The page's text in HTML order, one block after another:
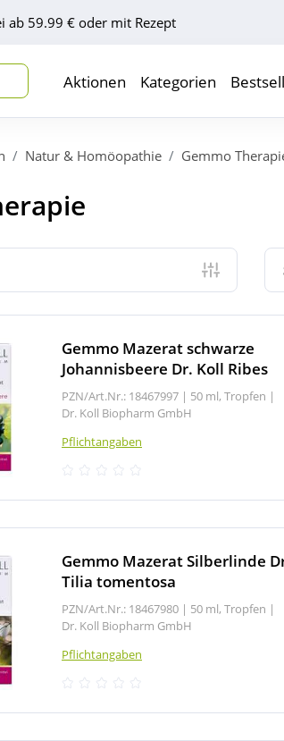
ab 59.99 € oder mit Rezept
Aktionen Kategorien
Natur & Homöopathie Gemmo
Gemmo Mazerat schwarze
Johannisbeere Dr. Koll Ribes
PZN/Art.Nr.: 18467997 | 50 ml, Tropfen |
Dr. Koll Biopharm GmbH
Pflichtangaben
Gemmo Mazerat Silberlinde
Tilia tomentosa
PZN/Art.Nr.: 18467980 | 50 ml, Tropfen |
Dr. Koll Biopharm GmbH
Pflichtangaben